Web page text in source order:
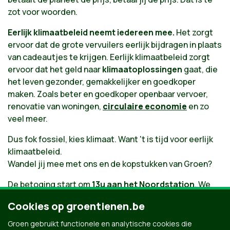
zot voor woorden.
Eerlijk klimaatbeleid neemt iedereen mee. Het zorgt
ervoor dat de grote vervuilers eerlijk bijdragen in plaats
van cadeautjes te krijgen. Eerlijk klimaatbeleid zorgt
ervoor dat het geld naarklimaatoplossingen gaat, die
het leven gezonder, gemakkelijker en goedkoper
maken. Zoals beter en goedkoper openbaar vervoer,
renovatie van woningen, circulaire economie en zo
veel meer.
Dus fok fossiel, kies klimaat. Want 't is tijd voor eerlijk
klimaatbeleid.
Wandel jij mee met ons en de kopstukken van Groen?
De betoging start om13u aan het Noordstation. We
rechterkant van de fontein). Je zal een tent zien staan,
vlaggen en een gezellige Groenbende waar jij hopelijk
Cookies op groentienen.be
Groen gebruikt functionele en analytische cookies die